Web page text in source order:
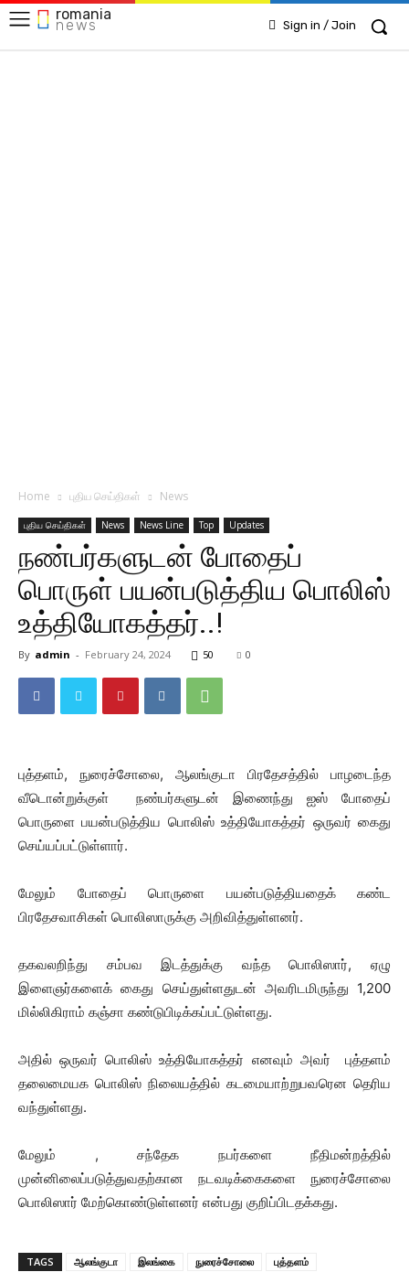
romania
news Sign in / Join
Home புதிய செய்திகள் News
புதிய செய்திகள் News News Line Top Updates
நண்பர்களுடன் போதைப்
பொருள் பயன்படுத்திய பொலிஸ்
உத்தியோகத்தர்..!
By admin - February 24, 2024 50 0
புத்தளம், நுரைச்சோலை, ஆலங்குடா பிரதேசத்தில் பாழடைந்த
வீடொன்றுக்குள் நண்பர்களுடன் இணைந்து ஐஸ் போதைப்
பொருளை பயன்படுத்திய பொலிஸ் உத்தியோகத்தர் ஒருவர் கைது
செய்யப்பட்டுள்ளார்.
மேலும் போதைப் பொருளை பயன்படுத்தியதைக் கண்ட
பிரதேசவாசிகள் பொலிஸாருக்கு அறிவித்துள்ளனர்.
தகவலறிந்து சம்பவ இடத்துக்கு வந்த பொலிஸார், ஏழு
இளைஞர்களைக் கைது செய்துள்ளதுடன் அவரிடமிருந்து 1,200
மில்லிகிராம் கஞ்சா கண்டுபிடிக்கப்பட்டுள்ளது.
அதில் ஒருவர் பொலிஸ் உத்தியோகத்தர் எனவும் அவர் புத்தளம்
தலைமையக பொலிஸ் நிலையத்தில் கடமையாற்றுபவரென தெரிய
வந்துள்ளது.
மேலும் , சந்தேக நபர்களை நீதிமன்றத்தில்
முன்னிலைப்படுத்துவதற்கான நடவடிக்கைகளை நுரைச்சோலை
பொலிஸார் மேற்கொண்டுள்ளனர் என்பது குறிப்பிடதக்கது.
TAGS ஆலங்குடா இலங்கை நுரைச்சோலை புத்தளம்